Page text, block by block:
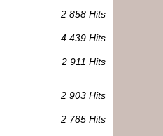
2 858 Hits
4 439 Hits
2 911 Hits
2 903 Hits
2 785 Hits